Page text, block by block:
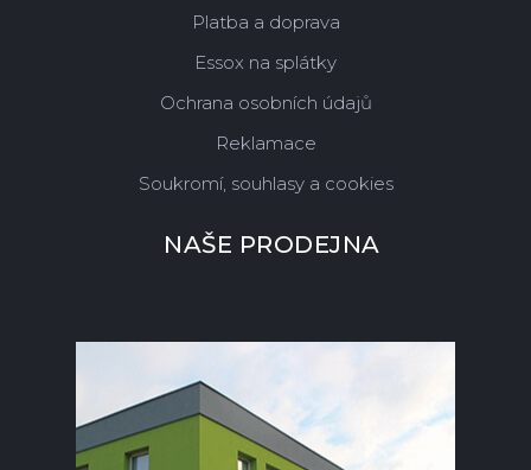
Platba a doprava
Essox na splátky
Ochrana osobních údajů
Reklamace
Soukromí, souhlasy a cookies
NAŠE PRODEJNA